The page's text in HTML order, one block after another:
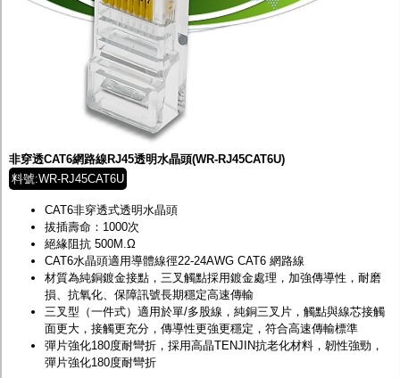
非穿透CAT6網路線RJ45透明水晶頭(WR-RJ45CAT6U)
料號:WR-RJ45CAT6U
CAT6非穿透式透明水晶頭
拔插壽命：1000次
絕緣阻抗 500M.Ω
CAT6水晶頭適用導體線徑22-24AWG CAT6 網路線
材質為純銅鍍金接點，三叉觸點採用鍍金處理，加強傳導性，耐磨
損、抗氧化、保障訊號長期穩定高速傳輸
三叉型（一件式）適用於單/多股線，純銅三叉片，觸點與線芯接觸
面更大，接觸更充分，傳導性更強更穩定，符合高速傳輸標準
彈片強化180度耐彎折，採用高晶TENJIN抗老化材料，韌性強勁，
彈片強化180度耐彎折